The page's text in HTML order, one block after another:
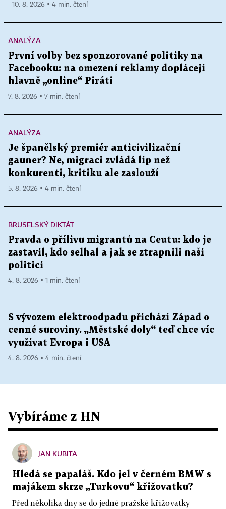
10. 8. 2026 ▪ 4 min. čtení
ANALÝZA
První volby bez sponzorované politiky na
Facebooku: na omezení reklamy doplácejí
hlavně „online“ Piráti
7. 8. 2026 ▪ 7 min. čtení
ANALÝZA
Je španělský premiér anticivilizační
gauner? Ne, migraci zvládá líp než
konkurenti, kritiku ale zaslouží
5. 8. 2026 ▪ 4 min. čtení
BRUSELSKÝ DIKTÁT
Pravda o přílivu migrantů na Ceutu: kdo je
zastavil, kdo selhal a jak se ztrapnili naši
politici
4. 8. 2026 ▪ 1 min. čtení
S vývozem elektroodpadu přichází Západ o
cenné suroviny. „Městské doly“ teď chce víc
využívat Evropa i USA
4. 8. 2026 ▪ 4 min. čtení
Vybíráme z HN
JAN KUBITA
Hledá se papaláš. Kdo jel v černém BMW s
majákem skrze „Turkovu“ křižovatku?
Před několika dny se do jedné pražské křižovatky